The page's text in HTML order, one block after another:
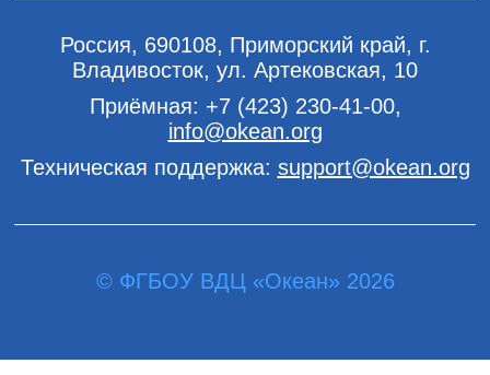
Россия, 690108, Приморский край, г.
Владивосток, ул. Артековская, 10
Приёмная: +7 (423) 230-41-00,
info@okean.org
Техническая поддержка: support@okean.org
© ФГБОУ ВДЦ «Океан» 2026